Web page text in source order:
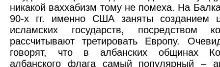
никакой ваххабизм тому не помеха. На
90-х гг. именно США заняты созданием
исламских государств, посредством
рассчитывают третировать Европу.
говорят, что в албанских общинах
албанского флага самый популярный –